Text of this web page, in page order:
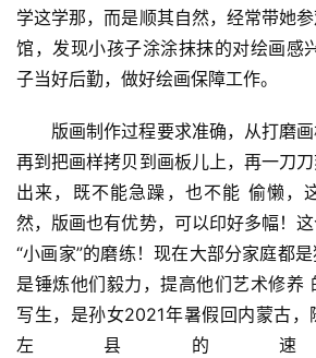
学这学那，而是顺其自然，经常带她
馆，发现小孩子涂涂抹抹的对绘画感
子当好后勤，做好绘画保障工作。
版画制作过程要求准确，从打磨
再到把画样拷贝到画板儿上，再一刀
出来，既不能急躁，也不能 偷懒，
然，版画也有优势，可以印好多幅！
“小画家”的磨练！现在大部分家庭都
是锤炼他们毅力，提高他们艺术修养
写生，是孙女2021年暑假回内蒙古
左县的